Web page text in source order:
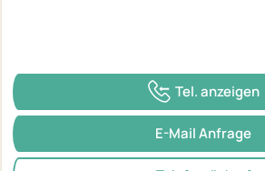
Tel. anzeigen
E-Mail Anfrage